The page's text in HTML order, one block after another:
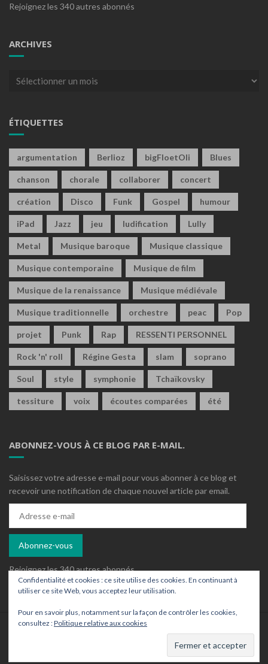
Rejoignez les 340 autres abonnés
ARCHIVES
Archives
ÉTIQUETTES
argumentation Berlioz bigFloetOli Blues
chanson chorale collaborer concert
création Disco Funk Gospel humour
iPad Jazz jeu ludification Lully
Metal Musique baroque Musique classique
Musique contemporaine Musique de film
Musique de la renaissance Musique médiévale
Musique traditionnelle orchestre peac Pop
projet Punk Rap RESSENTI PERSONNEL
Rock 'n' roll Régine Gesta slam soprano
Soul style symphonie Tchaïkovsky
tessiture voix écoutes comparées été
ABONNEZ-VOUS À CE BLOG PAR E-MAIL.
Saisissez votre adresse e-mail pour vous abonner à ce blog et
recevoir une notification de chaque nouvel article par email.
mail
Abonnez-vous
Rejoignez les 340 autres abonnés
Archives
Sylaz
Confidentialité et cookies : ce site utilise des cookies. En continuant à
utiliser ce site Web, vous acceptez leur utilisation.
Pour en savoir plus, notamment sur la façon de contrôler les cookies,
consultez :Politique relative aux cookies